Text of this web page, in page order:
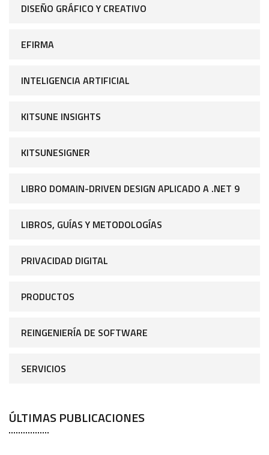
DISEÑO GRÁFICO Y CREATIVO
EFIRMA
INTELIGENCIA ARTIFICIAL
KITSUNE INSIGHTS
KITSUNESIGNER
LIBRO DOMAIN-DRIVEN DESIGN APLICADO A .NET 9
LIBROS, GUÍAS Y METODOLOGÍAS
PRIVACIDAD DIGITAL
PRODUCTOS
REINGENIERÍA DE SOFTWARE
SERVICIOS
ÚLTIMAS PUBLICACIONES